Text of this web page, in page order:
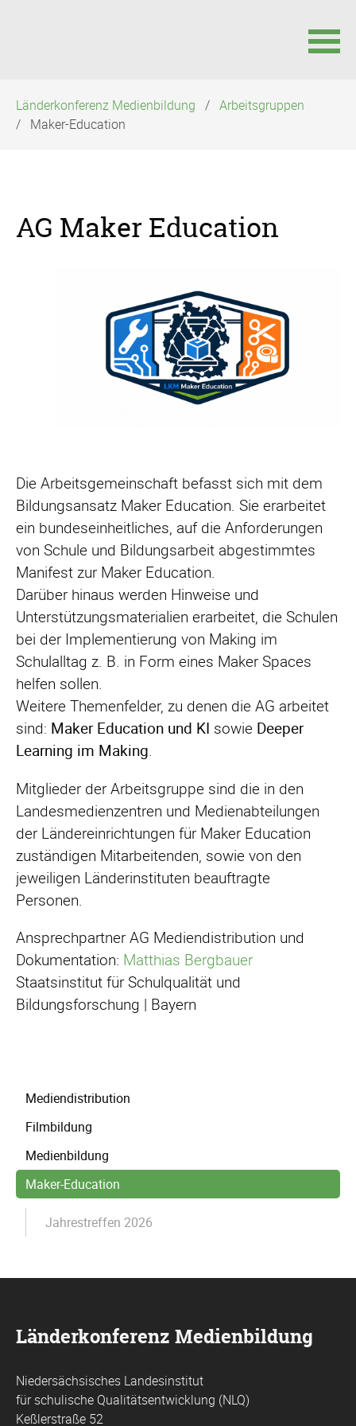
überspringen
Länderkonferenz Medienbildung
Arbeitsgruppen
Maker-Education
AG Maker Education
Die Arbeitsgemeinschaft befasst sich mit dem
Bildungsansatz Maker Education. Sie erarbeitet
ein bundeseinheitliches, auf die Anforderungen
von Schule und Bildungsarbeit abgestimmtes
Manifest zur Maker Education.
Darüber hinaus werden Hinweise und
Unterstützungsmaterialien erarbeitet, die Schulen
bei der Implementierung von Making im
Schulalltag z. B. in Form eines Maker Spaces
helfen sollen.
Weitere Themenfelder, zu denen die AG arbeitet
sind: Maker Education und KI sowie Deeper
Learning im Making.
Mitglieder der Arbeitsgruppe sind die in den
Landesmedienzentren und Medienabteilungen
der Ländereinrichtungen für Maker Education
zuständigen Mitarbeitenden, sowie von den
jeweiligen Länderinstituten beauftragte
Personen.
Ansprechpartner AG Mediendistribution und
Dokumentation: Matthias Bergbauer
Staatsinstitut für Schulqualität und
Bildungsforschung | Bayern
überspringen
Mediendistribution
Filmbildung
Medienbildung
Maker-Education
Jahrestreffen 2026
Länderkonferenz Medienbildung
Niedersächsisches Landesinstitut
für schulische Qualitätsentwicklung (NLQ)
Keßlerstraße 52